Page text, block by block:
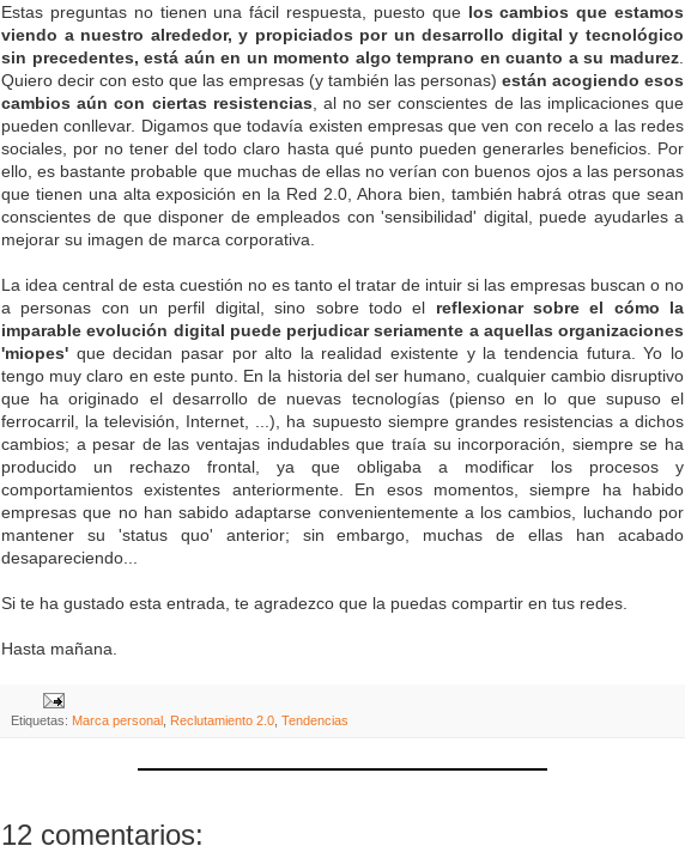
Estas preguntas no tienen una fácil respuesta, puesto que los cambios que estamos
viendo a nuestro alrededor, y propiciados por un desarrollo digital y tecnológico
sin precedentes, está aún en un momento algo temprano en cuanto a su madurez
Quiero decir con esto que las empresas (y también las personas) están acogiendo esos
cambios aún con ciertas resistencias , al no ser conscientes de las implicaciones que
pueden conllevar. Digamos que todavía existen empresas que ven con recelo a las redes
sociales, por no tener del todo claro hasta qué punto pueden generarles beneficios. Por
ello, es bastante probable que muchas de ellas no verían con buenos ojos a las personas
que tienen una alta exposición en la Red 2.0, Ahora bien, también habrá otras que sean
conscientes de que disponer de empleados con 'sensibilidad' digital, puede ayudarles a
mejorar su imagen de marca corporativa.
La idea central de esta cuestión no es tanto el tratar de intuir si las empresas buscan o no
a personas con un perfil digital, sino sobre todo el reflexionar sobre el cómo la
imparable evolución digital puede perjudicar seriamente a aquellas organizaciones
'miopes' que decidan pasar por alto la realidad existente y la tendencia futura. Yo lo
tengo muy claro en este punto. En la historia del ser humano, cualquier cambio disruptivo
que ha originado el desarrollo de nuevas tecnologías (pienso en lo que supuso el
ferrocarril, la televisión, Internet, ...), ha supuesto siempre grandes resistencias a dichos
cambios; a pesar de las ventajas indudables que traía su incorporación, siempre se ha
producido un rechazo frontal, ya que obligaba a modificar los procesos y
comportamientos existentes anteriormente. En esos momentos, siempre ha habido
empresas que no han sabido adaptarse convenientemente a los cambios, luchando por
mantener su 'status quo' anterior; sin embargo, muchas de ellas han acabado
desapareciendo...
Si te ha gustado esta entrada, te agradezco que la puedas compartir en tus redes.
Hasta mañana.
Etiquetas: Marca personal Reclutamiento 2.0 Tendencias
12 comentarios: